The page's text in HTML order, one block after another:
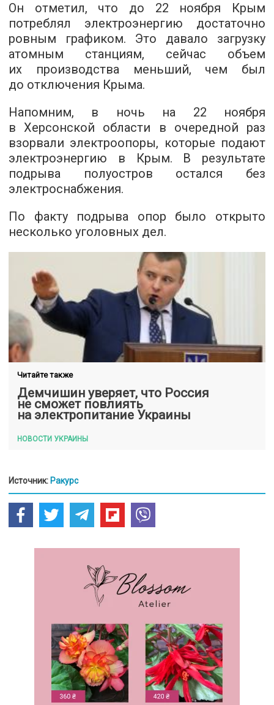
Он отметил, что до 22 ноября Крым
потреблял электроэнергию достаточно
ровным графиком. Это давало загрузку
атомным станциям, сейчас объем
их производства меньший, чем был
до отключения Крыма.
Напомним, в ночь на 22 ноября
в Херсонской области в очередной раз
взорвали электроопоры, которые подают
электроэнергию в Крым. В результате
подрыва полуостров остался без
электроснабжения.
По факту подрыва опор было открыто
несколько уголовных дел.
Читайте также
Демчишин уверяет, что Россия
не сможет повлиять
на электропитание Украины
НОВОСТИ УКРАИНЫ
Источник: Ракурс